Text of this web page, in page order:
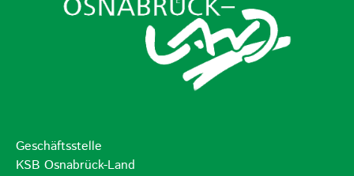
Geschäftsstelle
KSB Osnabrück-Land